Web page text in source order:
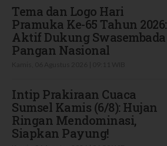
Tema dan Logo Hari
Pramuka Ke-65 Tahun 2026:
Aktif Dukung Swasembada
Pangan Nasional
Intip Prakiraan Cuaca
Sumsel Kamis (6/8): Hujan
Ringan Mendominasi,
Siapkan Payung!